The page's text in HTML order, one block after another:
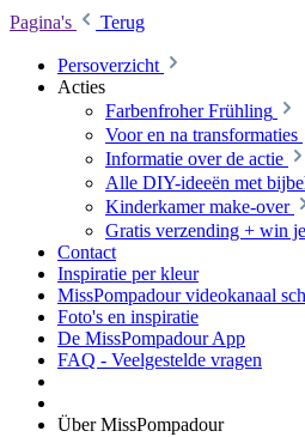
Pagina's Terug
Persoverzicht
Acties
Farbenfroher Frühling
Voor en na transformaties
Informatie over de actie
Alle DIY-ideeën met
Kinderkamer make-over
Gratis verzending + win
Contact
Inspiratie per kleur
MissPompadour videokanaal
Foto's en inspiratie
De MissPompadour App
FAQ - Veelgestelde vragen
Über MissPompadour